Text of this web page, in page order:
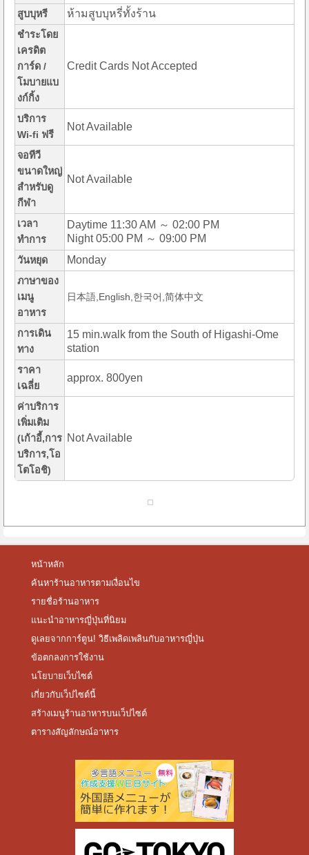
สูบบุหรี ห้ามสูบบุหรี่ทั้งร้าน
ชำระโดย
เครดิต
การ์ด /
โมบายแบ
งก์กิ้ง
Credit Cards Not Accepted
บริการ
Wi-fi ฟรี
Not Available
จอทีวี
ขนาดใหญ่
สำหรับดู
กีฬา
Not Available
เวลา
ทำการ
Daytime 11:30 AM ～ 02:00 PM
Night 05:00 PM ～ 09:00 PM
วันหยุด Monday
ภาษาของ
เมนู
อาหาร
日本語,English,한국어,简体中文
การเดิน
ทาง
15 min.walk from the South of Higashi-Ome
station
ราคา
เฉลี่ย
approx. 800yen
ค่าบริการ
เพิ่มเติม
(เก้าอี้,การ
บริการ,โอ
โตโอชิ)
Not Available
หน้าหลัก
ค้นหาร้านอาหารตามเงื่อนไข
รายชื่อร้านอาหาร
แนะนำอาหารญี่ปุ่นที่นิยม
ดูเลยจากการ์ตูน! วิธีเพลิดเพลินกับอาหารญี่ปุ่น
ข้อตกลงการใช้งาน
นโยบายเว็บไซต์
เกี่ยวกับเว็ปไซต์นี้
สร้างเมนูร้านอาหารบนเว็ปไซต์
ตารางสัญลักษณ์อาหาร